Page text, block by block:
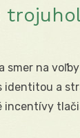
na
a
incentívy